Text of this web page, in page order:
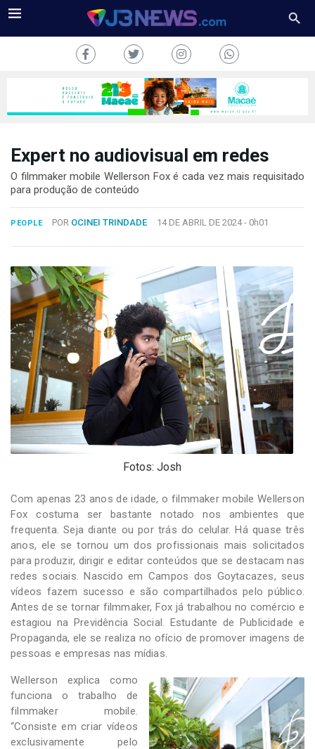
J3NEWS
TV
COLUNAS
CONOSCO
Copyright
2024
Desenvolvido
por
Hesea
Tecnologia
Sistemas
Expert no audiovisual em redes
O filmmaker mobile Wellerson Fox é cada vez mais requisitado
para produção de conteúdo
PEOPLE POR OCINEI TRINDADE 14 DE ABRIL DE 2024 - 0h01
Fotos: Josh
Com apenas 23 anos de idade, o filmmaker mobile Wellerson
Fox costuma ser bastante notado nos ambientes que
frequenta. Seja diante ou por trás do celular. Há quase três
anos, ele se tornou um dos profissionais mais solicitados
para produzir, dirigir e editar conteúdos que se destacam nas
redes sociais. Nascido em Campos dos Goytacazes, seus
vídeos fazem sucesso e são compartilhados pelo público.
Antes de se tornar filmmaker, Fox já trabalhou no comércio e
estagiou na Previdência Social. Estudante de Publicidade e
Propaganda, ele se realiza no ofício de promover imagens de
pessoas e empresas nas mídias.
Wellerson explica como
funciona o trabalho de
filmmaker mobile.
“Consiste em criar vídeos
exclusivamente pelo